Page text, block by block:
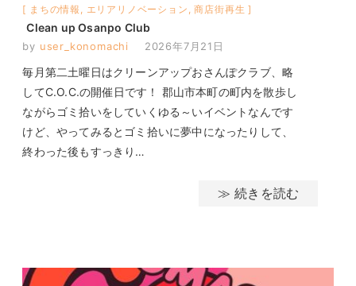
まちの情報
エリアリノベーション ,商店街再生
Clean up Osanpo Club
by user_konomachi 2026年7月21日
毎月第二土曜日はクリーンアップおさんぽクラブ、略
してC.O.C.の開催日です！ 郡山市本町の町内を散歩し
ながらゴミ拾いをしていくゆる～いイベントなんです
けど、やってみるとゴミ拾いに夢中になったりして、
終わった後もすっきり…
≫ 続きを読む